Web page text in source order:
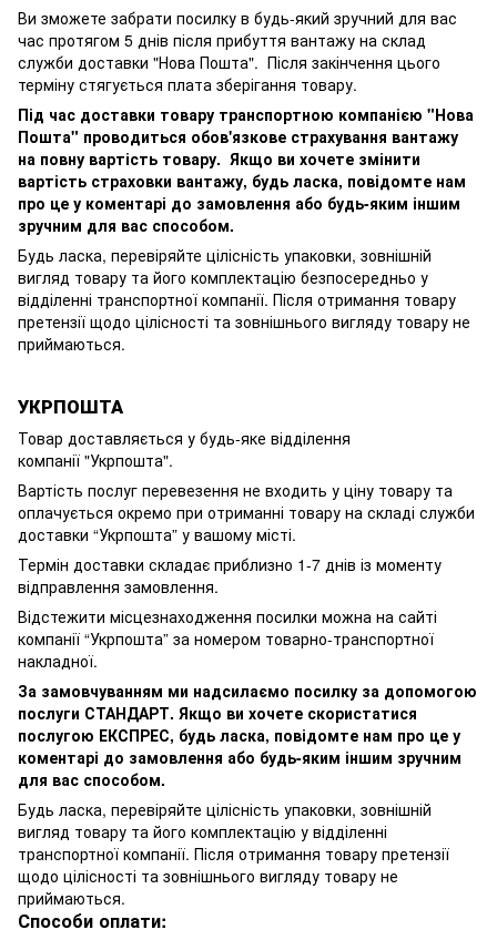
Ви зможете забрати посилку в будь-який зручний для вас
час протягом 5 днів після прибуття вантажу на склад
служби доставки "Нова Пошта". Після закінчення цього
терміну стягується плата зберігання товару.
Під час доставки товару транспортною компанією "Нова
Пошта" проводиться обов'язкове страхування вантажу
на повну вартість товару. Якщо ви хочете змінити
вартість страховки вантажу, будь ласка, повідомте нам
про це у коментарі до замовлення або будь-яким іншим
зручним для вас способом.
Будь ласка, перевіряйте цілісність упаковки, зовнішній
вигляд товару та його комплектацію безпосередньо у
відділенні транспортної компанії. Після отримання товару
претензії щодо цілісності та зовнішнього вигляду товару не
приймаються.
УКРПОШТА
Товар доставляється у будь-яке відділення
компанії "Укрпошта".
Вартість послуг перевезення не входить у ціну товару та
оплачується окремо при отриманні товару на складі служби
доставки “Укрпошта” у вашому місті.
Термін доставки складає приблизно 1-7 днів із моменту
відправлення замовлення.
Відстежити місцезнаходження посилки можна на сайті
компанії “Укрпошта” за номером товарно-транспортної
накладної.
За замовчуванням ми надсилаємо посилку за допомогою
послуги СТАНДАРТ. Якщо ви хочете скористатися
послугою ЕКСПРЕС, будь ласка, повідомте нам про це у
коментарі до замовлення або будь-яким іншим зручним
для вас способом.
Будь ласка, перевіряйте цілісність упаковки, зовнішній
вигляд товару та його комплектацію у відділенні
транспортної компанії. Після отримання товару претензії
щодо цілісності та зовнішнього вигляду товару не
приймаються.
Способи оплати: